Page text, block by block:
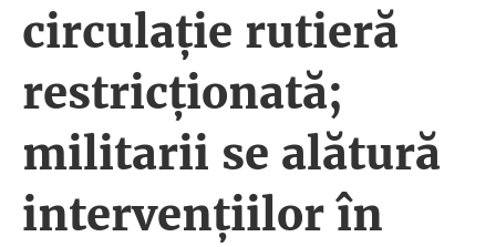
circulaţie rutieră
restricţionată;
militarii se alătură
intervenţiilor în